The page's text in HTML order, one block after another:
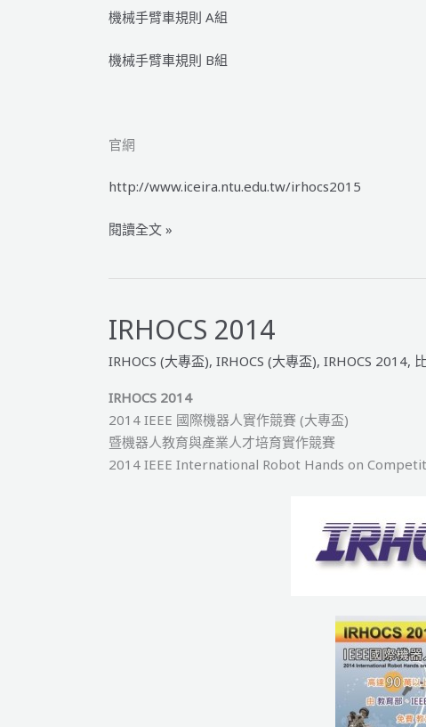
機械手臂車規則 A組
機械手臂車規則 B組
官網
http://www.iceira.ntu.edu.tw/irhocs2015
IRHOCS
閱讀全文 »
IRHOCS 2014
IRHOCS (大專盃), IRHOCS (大專盃), IRHOCS 2014,
IRHOCS 2014
2014 IEEE 國際機器人實作競賽 (大專盃)
暨機器人教育與產業人才培育實作競賽
2014 IEEE International Robot Hands on